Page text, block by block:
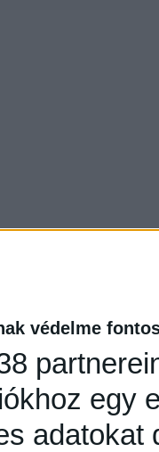
védelme
egy
adatokat